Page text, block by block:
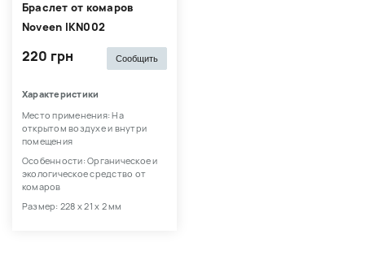
Браслет от комаров
Noveen IKN002
220 грн Сообщить
Характеристики
Место применения: На
открытом воздухе и внутри
помещения
Особенности: Органическое и
экологическое средство от
комаров
Размер: 228 х 21 х 2 мм